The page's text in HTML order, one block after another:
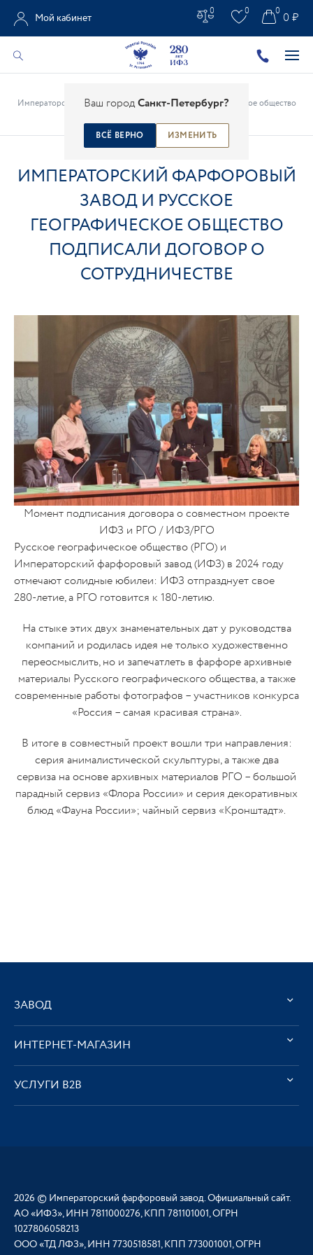
Ваш городСанкт-Петербург?
ВСЁ ВЕРНО ИЗМЕНИТЬ
Мой кабинет
0 0 0 ₽
0
Императорский фарфоровый завод и Русское географическое общество
ИМПЕРАТОРСКИЙ ФАРФОРОВЫЙ
ЗАВОД И РУССКОЕ
ГЕОГРАФИЧЕСКОЕ ОБЩЕСТВО
ПОДПИСАЛИ ДОГОВОР О
СОТРУДНИЧЕСТВЕ
Момент подписания договора о совместном проекте
ИФЗ и РГО / ИФЗ/РГО
Русское географическое общество (РГО) и
Императорский фарфоровый завод (ИФЗ) в 2024 году
отмечают солидные юбилеи: ИФЗ отпразднует свое
280-летие, а РГО готовится к 180-летию.
На стыке этих двух знаменательных дат у руководства
компаний и родилась идея не только художественно
переосмыслить, но и запечатлеть в фарфоре архивные
материалы Русского географического общества, а также
современные работы фотографов – участников конкурса
«Россия – самая красивая страна».
В итоге в совместный проект вошли три направления:
серия анималистической скульптуры, а также два
сервиза на основе архивных материалов РГО – большой
парадный сервиз «Флора России» и серия декоративных
блюд «Фауна России»; чайный сервиз «Кронштадт».
ЗАВОД
ИНТЕРНЕТ-МАГАЗИН
УСЛУГИ В2В
2026 © Императорский фарфоровый завод. Официальный сайт.
АО «ИФЗ», ИНН 7811000276, КПП 781101001, ОГРН
1027806058213
ООО «ТД ЛФЗ», ИНН 7730518581, КПП 773001001, ОГРН